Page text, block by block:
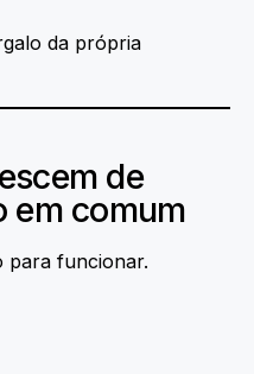
da própria
de
em comum
para funcionar.